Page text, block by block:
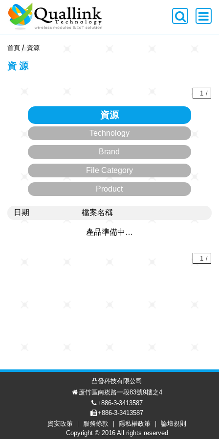
會員中心
首頁 資源
資源
1 /
資源
Technology
Brand
File Category
Product
日期 檔案名稱
產品準備中…
1 /
凸發科技有限公司
蘆竹區南崁路一段83號9樓之4
+886-3-3413587
+886-3-3413587
資安政策
服務條款 隱私權政策
論壇規則
Copyright © 2016 All rights reserved